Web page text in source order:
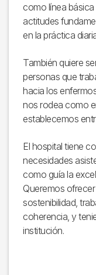
como línea básica
actitudes
en la práctica
También quiere
personas que
hacia los
nos rodea como
establecemos
El hospital tiene
necesidades
como guía la
Queremos
sostenibilidad,
coherencia, y
institución.